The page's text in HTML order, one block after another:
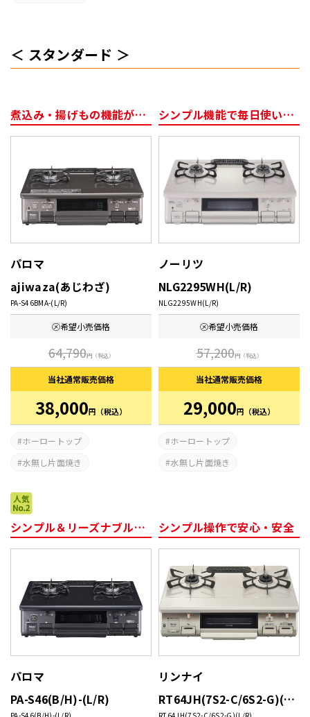
スタンダード
パロマ
ajiwaza(あじわざ)
PA-S46BMA-(L/R)
煮込み・揚げもの機能が便利
㋱希望小売価格
64,790円（税込）
当社通常販売価格
38,000円 （税込）
ホーロートップ
水無し片面焼き
ノーリツ
NLG2295WH(L/R)
NLG2295WH(L/R)
シンプル機能で毎日使いやすい
㋱希望小売価格
57,200円（税込）
当社通常販売価格
29,000円 （税込）
ホーロートップ
水無し片面焼き
パロマ
PA-S46(B/H)-(L/R)
シンプル＆リーズナブルで人気のコンロ
リンナイ
RT64JH(7S2-C/6S2-G)(L/R)
シンプル操作で安心・安全